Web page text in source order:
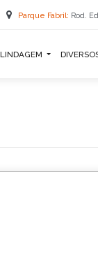
Parque Fabril: Rod.